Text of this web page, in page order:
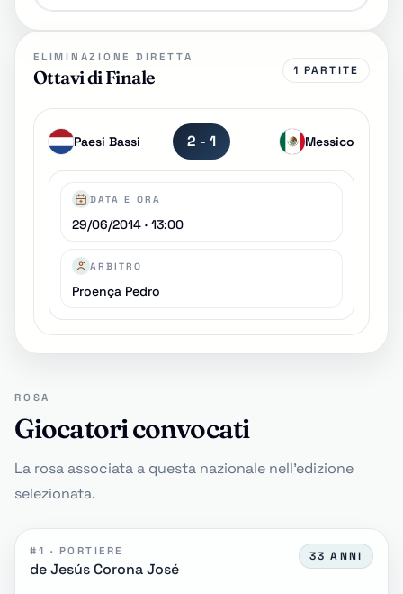
ELIMINAZIONE DIRETTA
Ottavi di Finale 1 PARTITE
Paesi Bassi 2 - 1 Messico
DATA E ORA
29/06/2014 · 13:00
ARBITRO
Proença Pedro
ROSA
Giocatori convocati
La rosa associata a questa nazionale nell'edizione
selezionata.
#1 · PORTIERE
de Jesús Corona José
33 ANNI